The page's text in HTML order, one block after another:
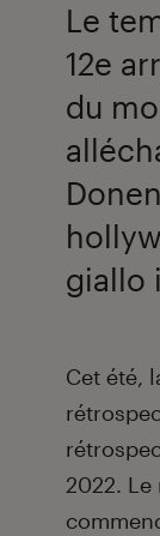
Le
12e
du
giallo
Cet été,
2022. Le